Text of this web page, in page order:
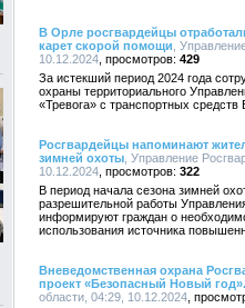
В Орле росгвардейцы
карет скорой помощи ,
10.12.2024
429
За истекший период 2024 года
охраны территориального
«Тревога» с транспортных
Росгвардейцы напоминают
зимней охоты , Управление
10.12.2024
322
В период начала сезона зимней
разрешительной работы
информируют граждан о
использования источника
Вневедомственная охрана
проект «Безопасный Новый год».
области, 04:29, 10.12.2024